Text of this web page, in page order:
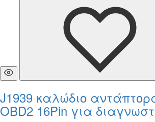
J1939 καλώδιο
OBD2 16Pin για